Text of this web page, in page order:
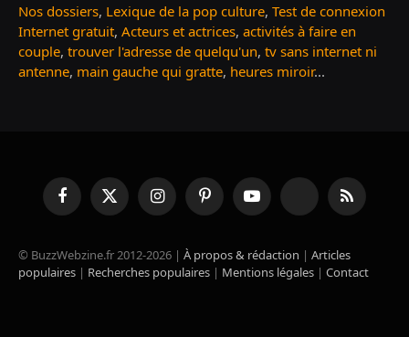
Nos dossiers, Lexique de la pop culture, Test de connexion
Internet gratuit, Acteurs et actrices, activités à faire en
couple, trouver l'adresse de quelqu'un, tv sans internet ni
antenne, main gauche qui gratte, heures miroir...
FacebookX
(Twitter)
InstagramPinterestYouTube TikTok RSS
© BuzzWebzine.fr 2012-2026 | À propos & rédaction | Articles
populaires | Recherches populaires | Mentions légales | Contact